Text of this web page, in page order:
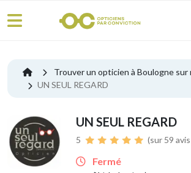
Trouver un opticien à Boulogne sur
UN SEUL REGARD
UN SEUL REGARD
5 (sur 59
Fermé